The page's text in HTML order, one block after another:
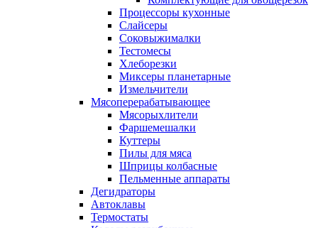
Процессоры кухонные
Слайсеры
Соковыжималки
Тестомесы
Хлеборезки
Миксеры планетарные
Измельчители
Мясоперерабатывающее
Мясорыхлители
Фаршемешалки
Куттеры
Пилы для мяса
Шприцы колбасные
Пельменные аппараты
Дегидраторы
Автоклавы
Термостаты